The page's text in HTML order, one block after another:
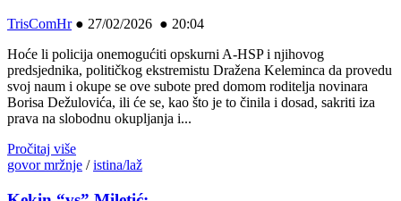
TrisComHr● 27/02/2026 ● 20:04
Hoće li policija onemogućiti opskurni A-HSP i njihovog
predsjednika, političkog ekstremistu Dražena Keleminca da provedu
svoj naum i okupe se ove subote pred domom roditelja novinara
Borisa Dežulovića, ili će se, kao što je to činila i dosad, sakriti iza
prava na slobodnu okupljanja i...
Pročitaj više
govor mržnje /istina/laž